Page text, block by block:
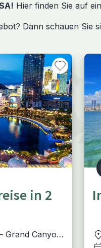
Hier finden Sie auf
Dann schauen Sie
in 2
Grand Canyon